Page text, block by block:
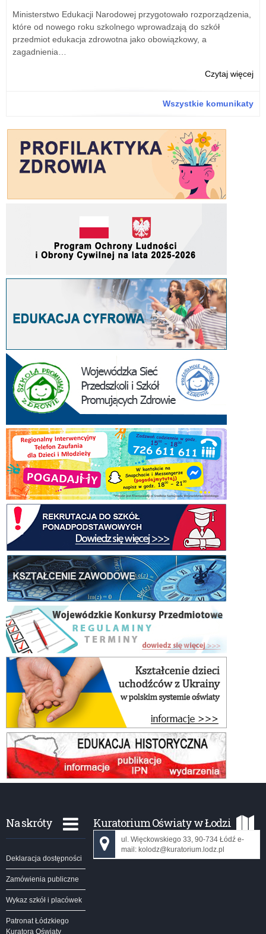
Ministerstwo Edukacji Narodowej przygotowało rozporządzenia,
które od nowego roku szkolnego wprowadzają do szkół
przedmiot edukacja zdrowotna jako obowiązkowy, a
zagadnienia…
Czytaj więcejo:
Wszystkie komunikaty
Na skróty
Deklaracja dostępności
Zamówienia publiczne
Wykaz szkół i placówek
Patronat Łódzkiego
Kuratora Oświaty
Kuratorium Oświaty w Łodzi
ul. Więckowskiego 33, 90-734 Łódź e-
mail: kolodz@kuratorium.lodz.pl